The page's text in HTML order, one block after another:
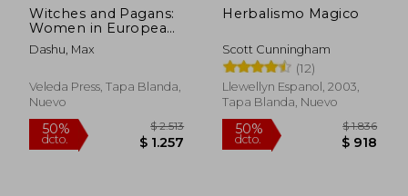
Witches and Pagans:
Women in European
Folk Religion, 700-
1100 (Secret History
Inglés)
Dashu, Max
Veleda Press, Tapa Blanda,
Nuevo
Herbalismo Magico
Scott Cunningham
(12)
Llewellyn Espanol, 2003,
Tapa Blanda, Nuevo